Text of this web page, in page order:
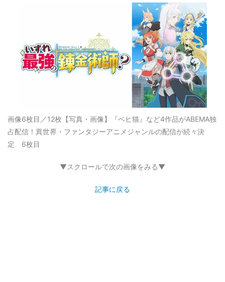
画像6枚目／12枚 【写真・画像】『ベヒ猫』など4作品がABEMA独
占配信！異世界・ファンタジーアニメジャンルの配信が続々決
定 6枚目
▼スクロールで次の画像をみる▼
記事に戻る